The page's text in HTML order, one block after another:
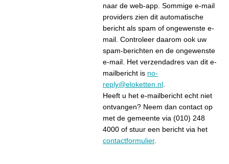
naar de web-app. Sommige e-mail
providers zien dit automatische
bericht als spam of ongewenste e-
mail. Controleer daarom ook uw
spam-berichten en de ongewenste
e-mail. Het verzendadres van dit e-
mailbericht is no-
reply@eloketten.nl
Heeft u het e-mailbericht echt niet
ontvangen? Neem dan contact op
met de gemeente via (010) 248
4000 of stuur een bericht via het
contactformulier.